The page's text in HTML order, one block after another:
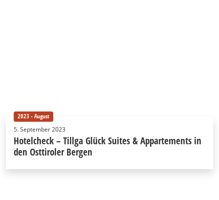
2023 - August
5. September 2023
Hotelcheck – Tillga Glück Suites & Appartements in
den Osttiroler Bergen